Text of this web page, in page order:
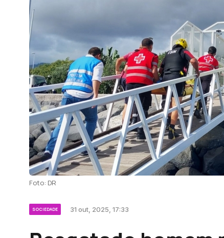
Foto: DR
SOCIEDADE 31 out, 2025, 17:33